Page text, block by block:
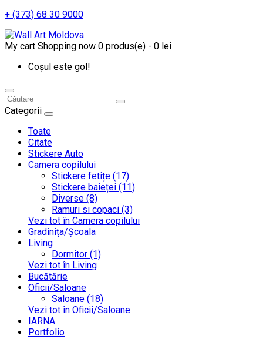
+ (373) 68 30 9000
My cart Shopping now 0 produs(e) - 0 lei
Coșul este gol!
Categorii
Toate
Citate
Stickere Auto
Camera copilului
Stickere fetițe (17)
Stickere baieței (11)
Diverse (8)
Ramuri si copaci (3)
Vezi tot în Camera copilului
Gradinița/Școala
Living
Dormitor (1)
Vezi tot în Living
Bucătărie
Oficii/Saloane
Saloane (18)
Vezi tot în Oficii/Saloane
IARNA
Portfolio